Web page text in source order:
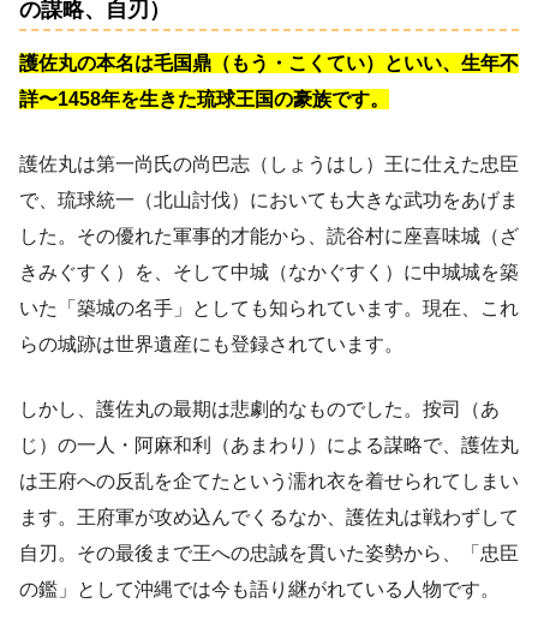
の謀略、自刃）
護佐丸の本名は毛国鼎（もう・こくてい）といい、生年不
詳〜1458年を生きた琉球王国の豪族です。
護佐丸は第一尚氏の尚巴志（しょうはし）王に仕えた忠臣
で、琉球統一（北山討伐）においても大きな武功をあげま
した。その優れた軍事的才能から、読谷村に座喜味城（ざ
きみぐすく）を、そして中城（なかぐすく）に中城城を築
いた「築城の名手」としても知られています。現在、これ
らの城跡は世界遺産にも登録されています。
しかし、護佐丸の最期は悲劇的なものでした。按司（あ
じ）の一人・阿麻和利（あまわり）による謀略で、護佐丸
は王府への反乱を企てたという濡れ衣を着せられてしまい
ます。王府軍が攻め込んでくるなか、護佐丸は戦わずして
自刃。その最後まで王への忠誠を貫いた姿勢から、「忠臣
の鑑」として沖縄では今も語り継がれている人物です。